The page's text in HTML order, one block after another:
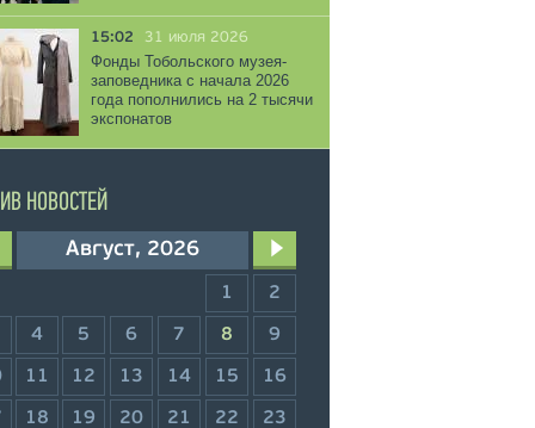
15:02 31 июля 2026
Фонды Тобольского музея-
заповедника с начала 2026
года пополнились на 2 тысячи
экспонатов
НОВОСТЕЙ
Август, 2026
1 2
4 5 6 7 8 9
11 12 13 14 15 16
18 19 20 21 22 23